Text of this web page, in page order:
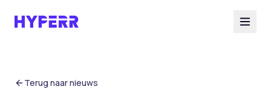
Diensten
Terug naar nieuws